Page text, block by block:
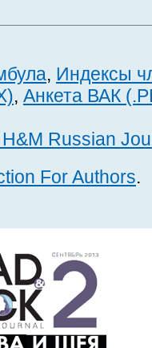
, Индексы
, Анкета ВАК
Russian
For Authors.